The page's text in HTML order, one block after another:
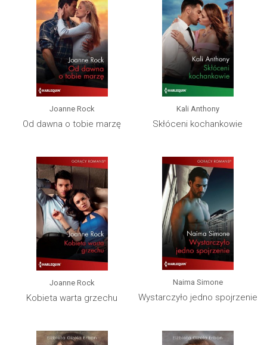
Joanne Rock
Od dawna o tobie marzę
Kali Anthony
Skłóceni kochankowie
Joanne Rock
Kobieta warta grzechu
Naima Simone
Wystarczyło jedno spojrzenie